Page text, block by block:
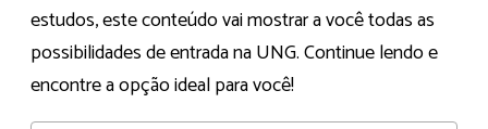
estudos, este conteúdo vai mostrar a você todas as
possibilidades de entrada na UNG. Continue lendo e
encontre a opção ideal para você!